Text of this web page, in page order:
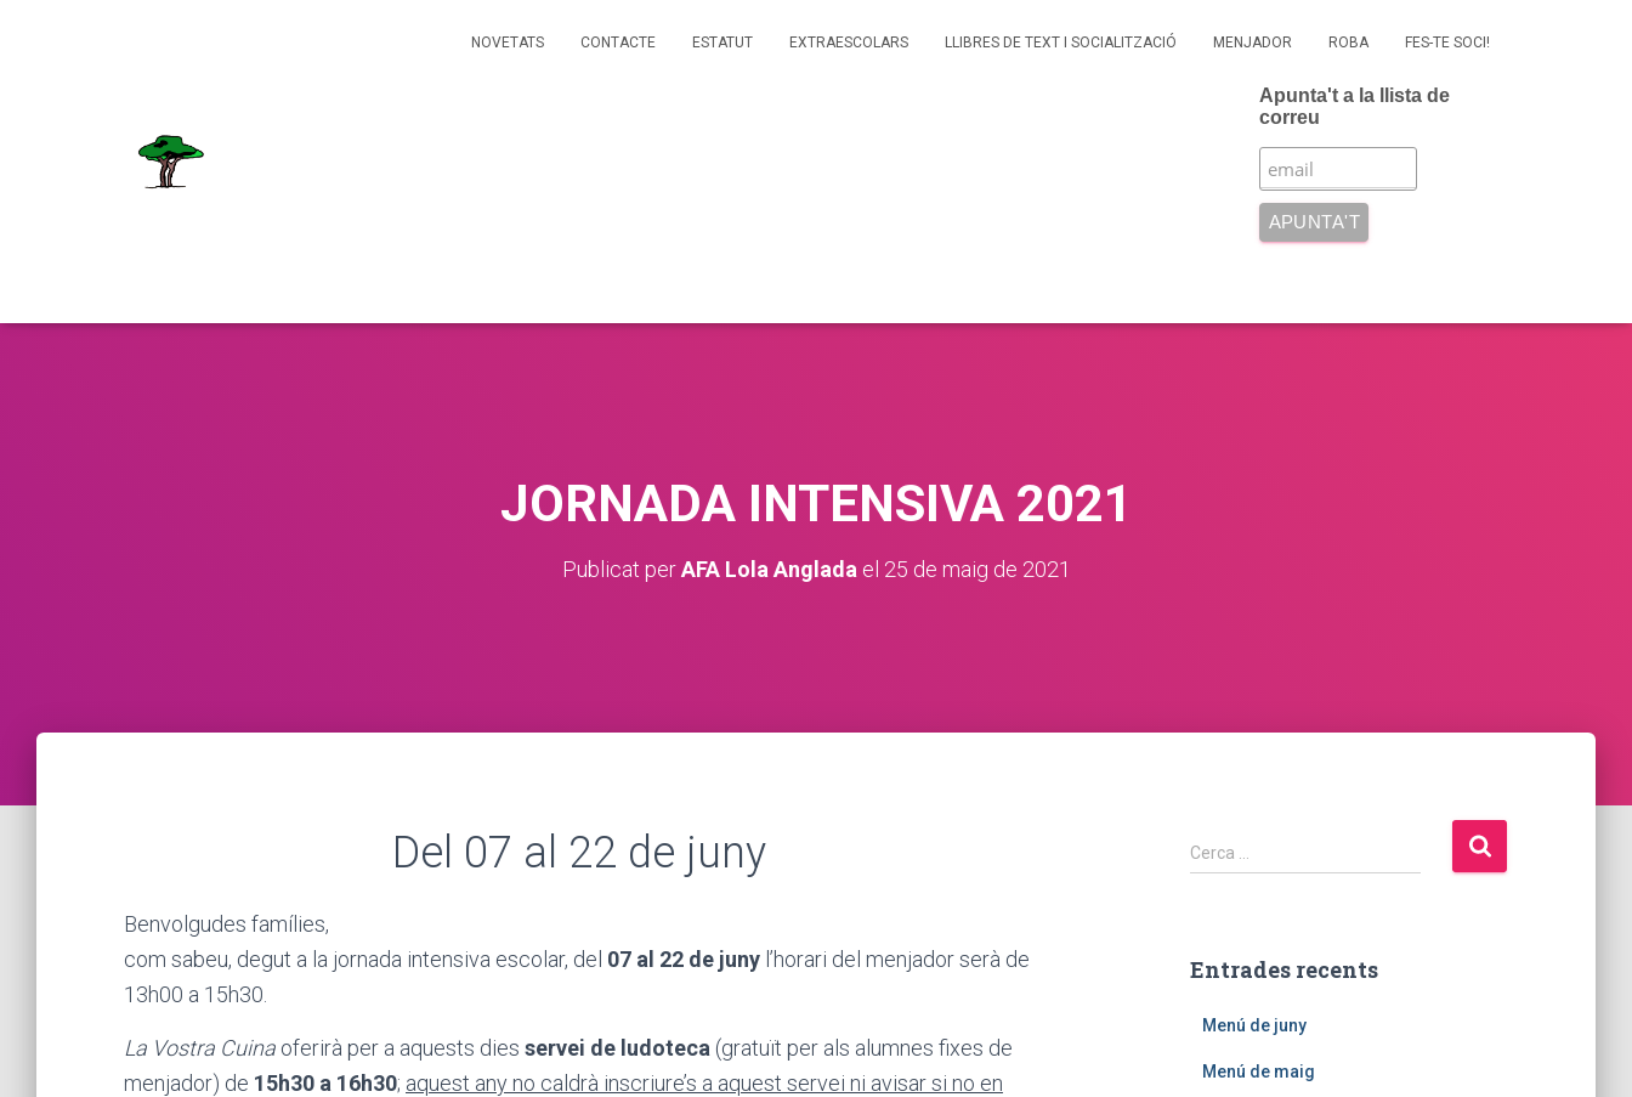
NOVETATS CONTACTE ESTATUT EXTRAESCOLARS LLIBRES DE TEXT I SOCIALITZACIÓ MENJADOR ROBA FES-TE SOCI!
Apunta't a la llista de
correu
JORNADA INTENSIVA 2021
Publicat perAFA Lola Anglada el 25 de maig de 2021
Del 07 al 22 de juny
Benvolgudes famílies,
com sabeu, degut a la jornada intensiva escolar, del 07 al 22 de juny l’horari del menjador serà de
13h00 a 15h30.
La Vostra Cuina oferirà per a aquests dies servei de ludoteca (gratuït per als alumnes fixes de
menjador) de 15h30 a 16h30; aquest any no caldrà inscriure’s a aquest servei ni avisar si no en
C
e
:
Cerca …
Entrades recents
Menú de juny
Menú de maig